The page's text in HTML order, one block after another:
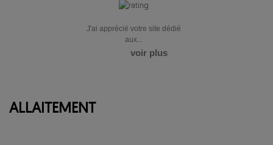
J'ai apprécié votre site dédié
aux...
voir plus
ALLAITEMENT